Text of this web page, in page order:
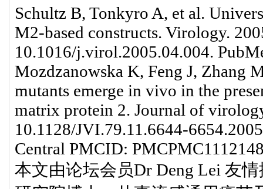
Schultz B, Tonkyro A, et al.
M2-based constructs. Virology.
10.1016/j.virol.2005.04.004.
Mozdzanowska K, Feng J, Zhang
mutants emerge in vivo in the
matrix protein 2. Journal of
10.1128/JVI.79.11.6644-
Central PMCID:
本文由论坛会员Dr Deng Lei 友